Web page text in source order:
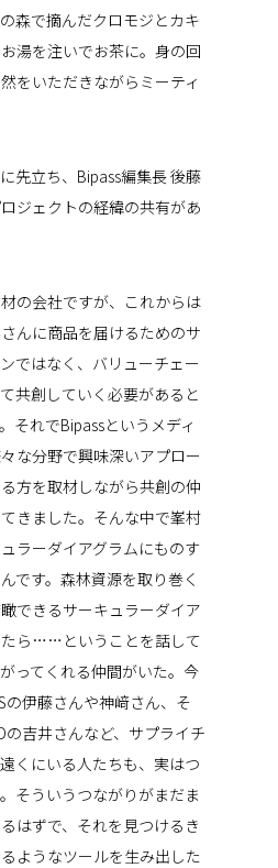
森で摘んだクロモジとカキ
湯を注いでお茶に。身の回
をいただきながらミーティ
先立ち、Bipass編集長 後藤
ジェクトの経緯の共有があ
材の会社ですが、これからは
んに商品を届けるためのサ
ではなく、バリューチェー
共創していく必要があると
それでBipassというメディ
な分野で興味深いアプロー
方を取材しながら共創の仲
きました。そんな中で峯村
ラーダイアグラムにものす
です。森林資源を取り巻く
できるサーキュラーダイア
ら……ということを話して
ってくれる仲間がいた。今
の伊藤さんや神﨑さん、そ
の吉井さんなど、サプライチ
くにいる人たちも、実はつ
そういうつながりがまだま
はずで、それを見つけるき
ようなツールを生み出した